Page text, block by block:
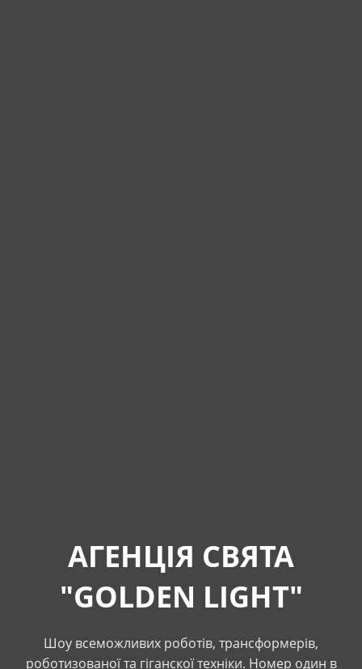
АГЕНЦІЯ СВЯТА
"GOLDEN LIGHT"
Шоу всеможливих роботів, трансформерів,
роботизованої та гіганскої техніки. Номер один в